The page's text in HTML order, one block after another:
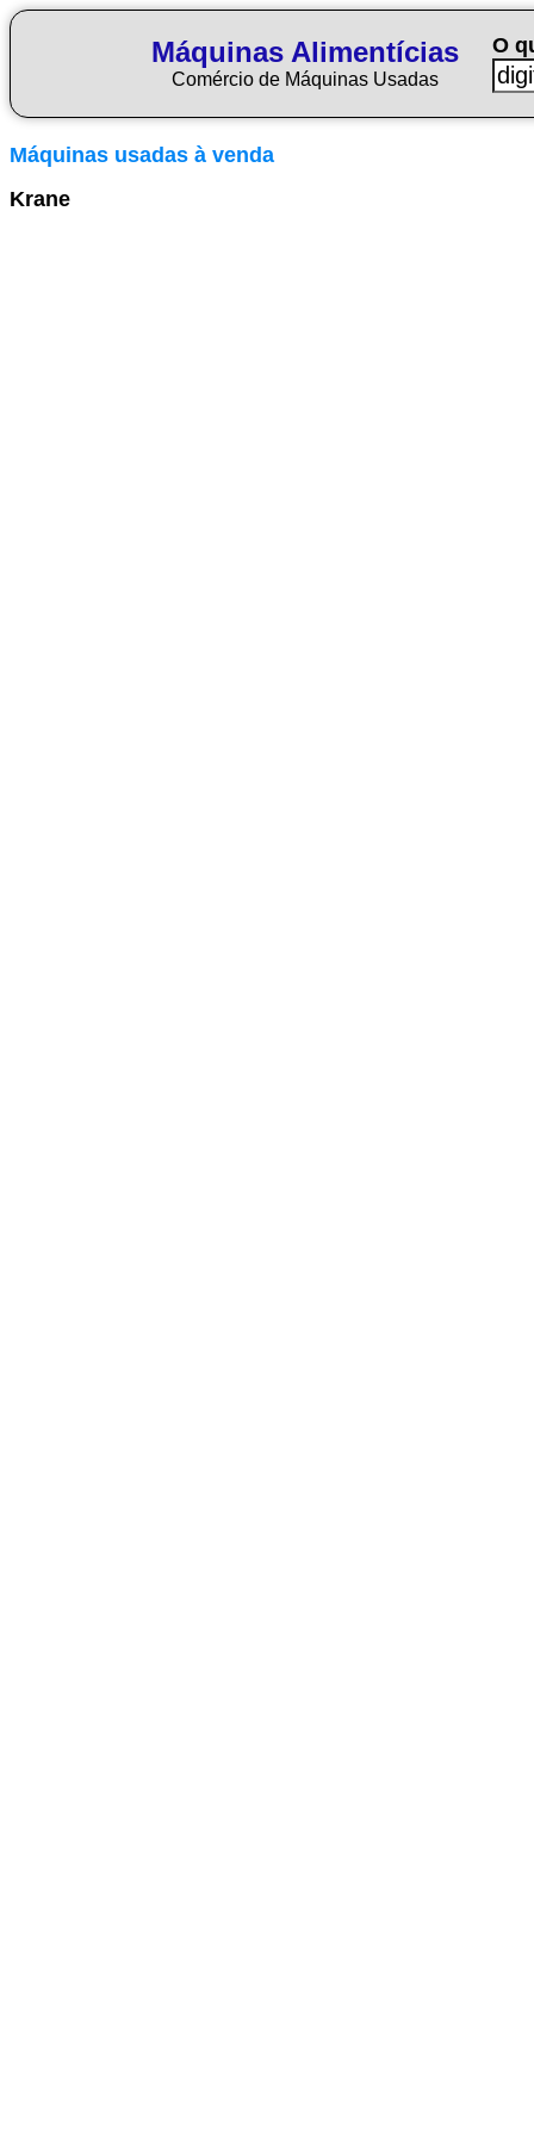
Máquinas Alimentícias
Comércio de Máquinas Usadas
O
Máquinas usadas à venda
Krane